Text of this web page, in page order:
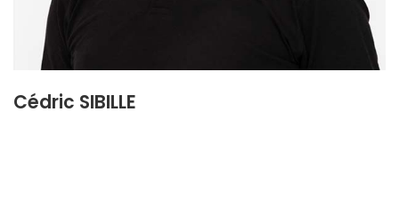
Cédric SIBILLE